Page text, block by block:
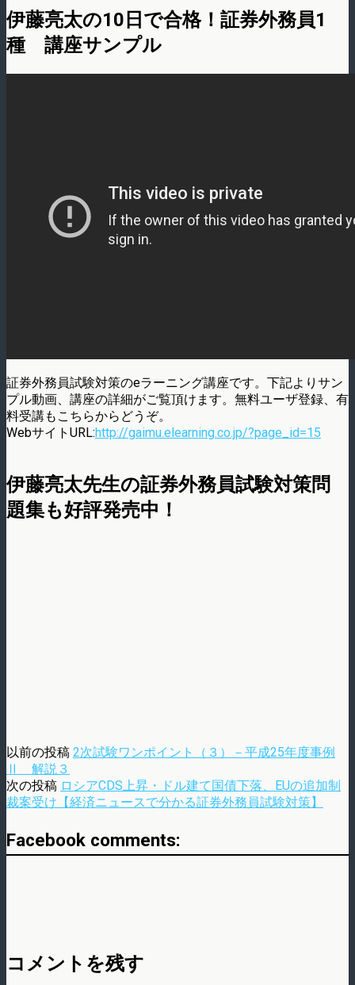
伊藤亮太の10日で合格！証券外務員1
種 講座サンプル
証券外務員試験対策のeラーニング講座です。下記よりサン
プル動画、講座の詳細がご覧頂けます。無料ユーザ登録、有
料受講もこちらからどうぞ。
WebサイトURL:http://gaimu.elearning.co.jp/?page_id=15
伊藤亮太先生の証券外務員試験対策問
題集も好評発売中！
以前の投稿 2次試験ワンポイント（３）－平成25年度事例
Ⅱ 解説３
次の投稿 ロシアCDS上昇・ドル建て国債下落、EUの追加制
裁案受け【経済ニュースで分かる証券外務員試験対策】
Facebook comments:
コメントを残す